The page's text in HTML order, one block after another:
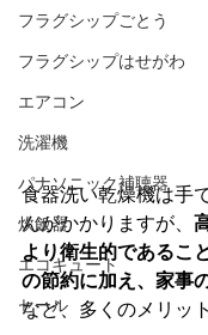
フラグシップごとう
フラグシップはせがわ
エアコン
洗濯機
パナソニック補聴器
炊飯器
エコキュート
セール
食器洗い乾燥機は手
んがかかりますが、
より衛生的であるこ
の節約に加え、家事
など、多くのメリッ